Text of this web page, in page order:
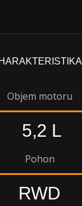
5,2 L
Objem motoru
RWD
Pohon